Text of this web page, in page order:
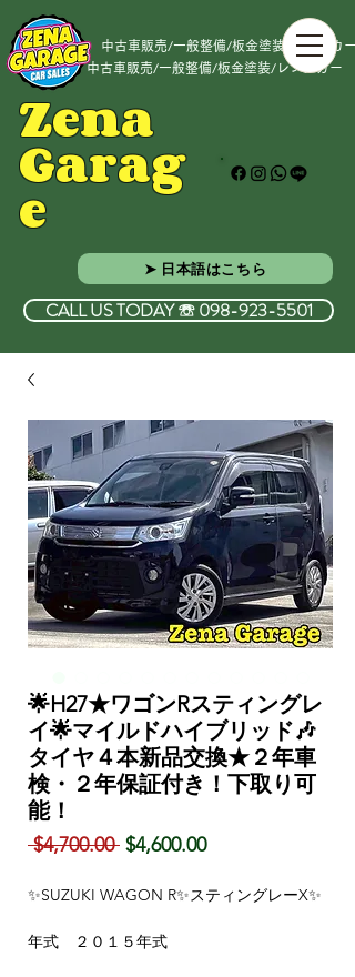
中古車販売/一般整備/板金塗装/レンタカー
Zena
Garag
e
CALL US TODAY ☏ 098-923-5501
中古車販売/一般整備/板金塗装/レンタカー
➤ 日本語はこちら
🌟H27★ワゴンRスティングレ
イ🌟マイルドハイブリッド🎶
タイヤ４本新品交換★２年車
検・２年保証付き！下取り可
能！
$4,700.00 通
価
$4,600.00セ
ル
✨SUZUKI WAGON R✨スティングレーX✨
年式 ２０１５年式